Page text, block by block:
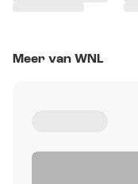
Meer van WNL